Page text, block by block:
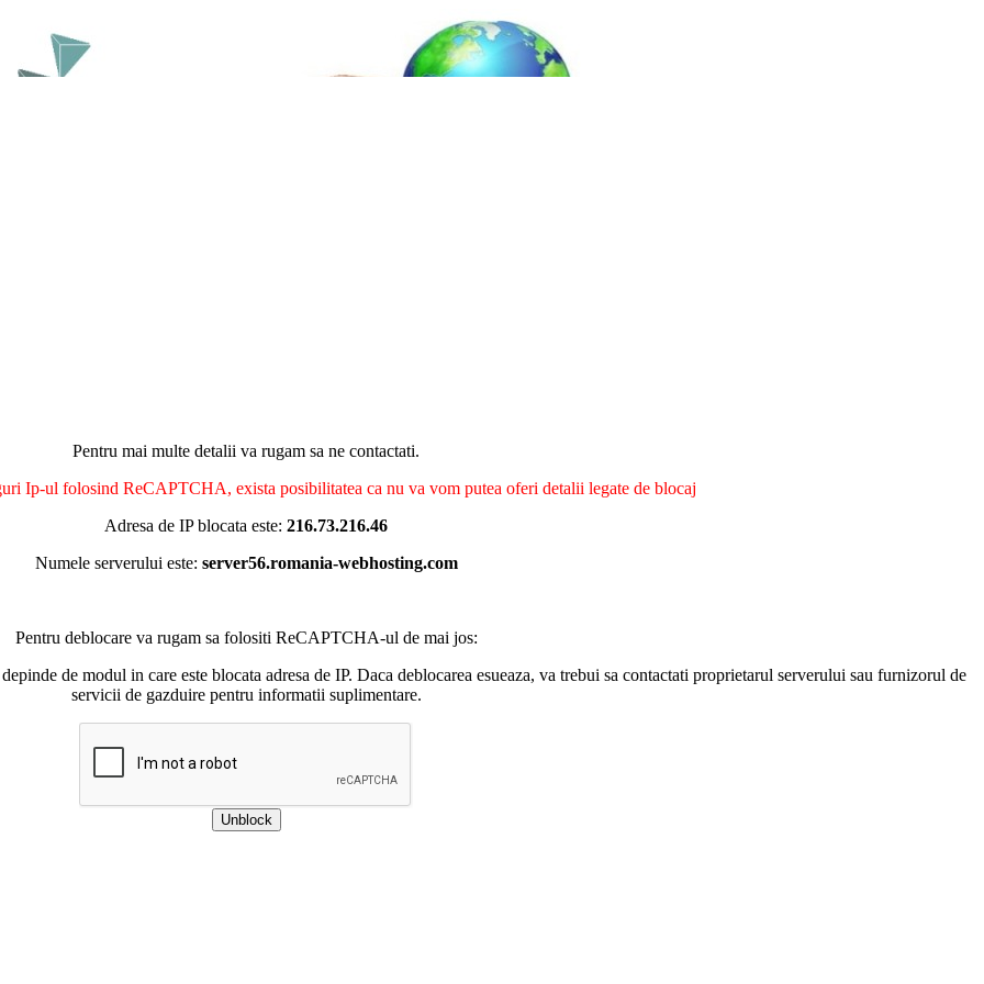
Pentru mai multe detalii va rugam sa ne contactati.
Ip-ul folosind ReCAPTCHA, exista posibilitatea ca nu va vom putea oferi detalii legate de blocaj
Adresa de IP blocata este: 216.73.216.46
Numele serverului este: server56.romania-webhosting.com
Pentru deblocare va rugam sa folositi ReCAPTCHA-ul de mai jos:
de modul in care este blocata adresa de IP. Daca deblocarea esueaza, va trebui sa contactati proprietarul serverului sau furnizorul de
servicii de gazduire pentru informatii suplimentare.